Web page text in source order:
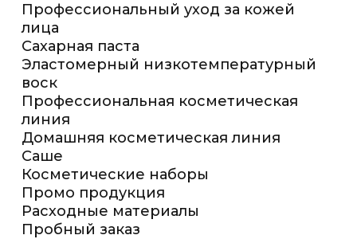
Профессиональный уход за кожей
лица
Сахарная паста
Эластомерный низкотемпературный
воск
Профессиональная косметическая
линия
Домашняя косметическая линия
Саше
Косметические наборы
Промо продукция
Расходные материалы
Пробный заказ